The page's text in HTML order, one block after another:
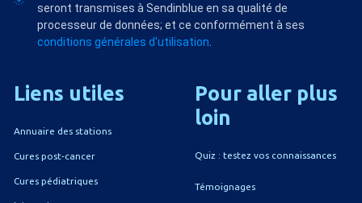
seront transmises à Sendinblue en sa qualité de
processeur de données; et ce conformément à ses
conditions générales d'utilisation
Liens utiles
Annuaire des stations
Cures post-cancer
Cures pédiatriques
Pour aller plus
loin
Quiz : testez vos connaissances
Témoignages